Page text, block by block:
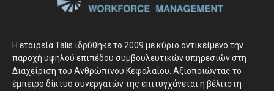
H εταιρεία Talis ιδρύθηκε το 2009 με κύριο αντικείμενο την
παροχή υψηλού επιπέδου συμβουλευτικών υπηρεσιών στη
Διαχείριση του Ανθρώπινου Κεφαλαίου. Αξιοποιώντας το
έμπειρο δίκτυο συνεργατών της επιτυγχάνεται η βέλτιστη